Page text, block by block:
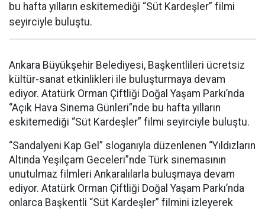
bu hafta yılların eskitemediği “Süt Kardeşler” filmi
seyirciyle buluştu.
Ankara Büyükşehir Belediyesi, Başkentlileri ücretsiz
kültür-sanat etkinlikleri ile buluşturmaya devam
ediyor. Atatürk Orman Çiftliği Doğal Yaşam Parkı’nda
“Açık Hava Sinema Günleri”nde bu hafta yılların
eskitemediği “Süt Kardeşler” filmi seyirciyle buluştu.
“Sandalyeni Kap Gel” sloganıyla düzenlenen “Yıldızların
Altında Yeşilçam Geceleri”nde Türk sinemasının
unutulmaz filmleri Ankaralılarla buluşmaya devam
ediyor. Atatürk Orman Çiftliği Doğal Yaşam Parkı’nda
onlarca Başkentli “Süt Kardeşler” filmini izleyerek